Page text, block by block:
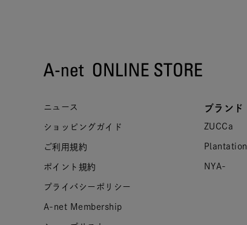
ニュース
ショッピングガイド
ご利用規約
ポイント規約
プライバシーポリシー
A-net Membership
ブランド
ZUCCa
Plantation
NYA-